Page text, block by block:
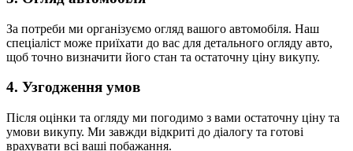
За потреби ми організуємо огляд вашого автомобіля. Наш
спеціаліст може приїхати до вас для детального огляду авто,
щоб точно визначити його стан та остаточну ціну викупу.
4. Узгодження умов
Після оцінки та огляду ми погодимо з вами остаточну ціну та
умови викупу. Ми завжди відкриті до діалогу та готові
врахувати всі ваші побажання.